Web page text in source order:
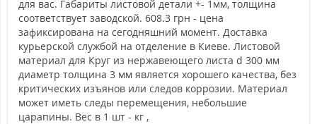
для вас. Габариты листовой детали +- 1мм, толщина
соответствует заводской. 608.3 грн - цена
зафиксирована на сегодняшний момент. Доставка
курьерской службой на отделение в Киеве. Листовой
материал для Круг из нержавеющего листа d 300 мм
диаметр толщина 3 мм является хорошего качества, без
критических изъянов или следов коррозии. Материал
может иметь следы перемещения, небольшие
царапины. Вес в 1 шт - кг ,